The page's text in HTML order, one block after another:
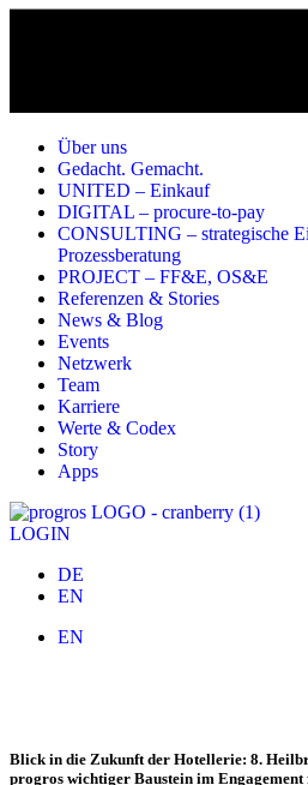
Über uns
Gedacht. Gemacht.
UNITED – Einkauf
DIGITAL – procure-to-pay
CONSULTING – strategische
Prozessberatung
PROJECT – FF&E, OS&E
Referenzen & Stories
News & Blog
Events
Netzwerk
Team
Karriere
Werte & Codex
Story
Apps
LOGIN
DE
EN
EN
Blick in die Zukunft der Hotellerie: 8.
progros wichtiger Baustein im Engagement